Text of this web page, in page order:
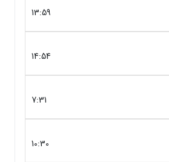
13:59
14:54
7:31
10:30